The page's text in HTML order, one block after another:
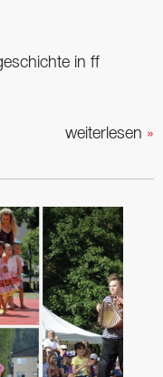
in ff
weiterlesen »